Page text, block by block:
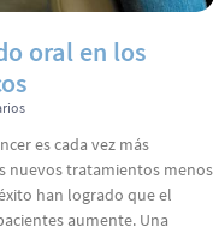
oral en los
es cada vez más
nuevos tratamientos menos
han logrado que el
aumente. Una